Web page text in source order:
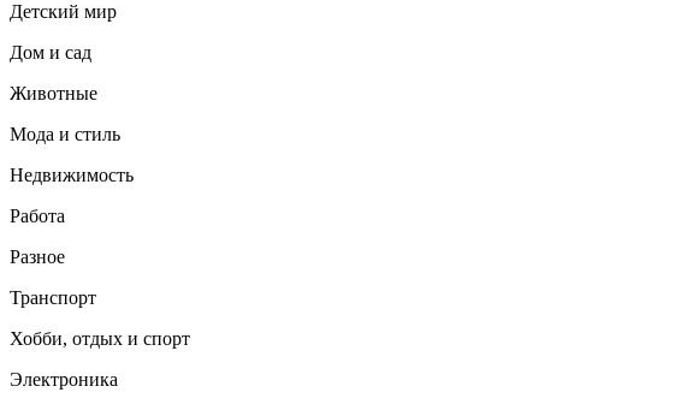
Детский мир
Дом и сад
Животные
Мода и стиль
Недвижимость
Работа
Разное
Транспорт
Хобби, отдых и спорт
Электроника